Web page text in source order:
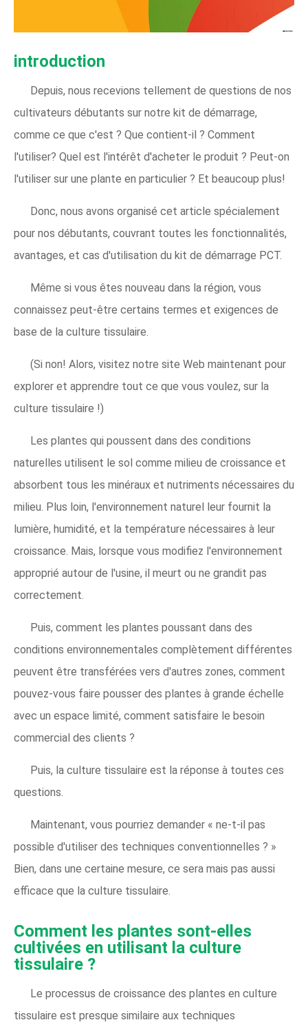
introduction
Depuis, nous recevions tellement de questions de nos
cultivateurs débutants sur notre kit de démarrage,
comme ce que c'est ? Que contient-il ? Comment
l'utiliser? Quel est l'intérêt d'acheter le produit ? Peut-on
l'utiliser sur une plante en particulier ? Et beaucoup plus!
Donc, nous avons organisé cet article spécialement
pour nos débutants, couvrant toutes les fonctionnalités,
avantages, et cas d'utilisation du kit de démarrage PCT.
Même si vous êtes nouveau dans la région, vous
connaissez peut-être certains termes et exigences de
base de la culture tissulaire.
(Si non! Alors, visitez notre site Web maintenant pour
explorer et apprendre tout ce que vous voulez, sur la
culture tissulaire !)
Les plantes qui poussent dans des conditions
naturelles utilisent le sol comme milieu de croissance et
absorbent tous les minéraux et nutriments nécessaires du
milieu. Plus loin, l'environnement naturel leur fournit la
lumière, humidité, et la température nécessaires à leur
croissance. Mais, lorsque vous modifiez l'environnement
approprié autour de l'usine, il meurt ou ne grandit pas
correctement.
Puis, comment les plantes poussant dans des
conditions environnementales complètement différentes
peuvent être transférées vers d'autres zones, comment
pouvez-vous faire pousser des plantes à grande échelle
avec un espace limité, comment satisfaire le besoin
commercial des clients ?
Puis, la culture tissulaire est la réponse à toutes ces
questions.
Maintenant, vous pourriez demander « ne-t-il pas
possible d'utiliser des techniques conventionnelles ? »
Bien, dans une certaine mesure, ce sera mais pas aussi
efficace que la culture tissulaire.
Comment les plantes sont-elles
cultivées en utilisant la culture
tissulaire ?
Le processus de croissance des plantes en culture
tissulaire est presque similaire aux techniques